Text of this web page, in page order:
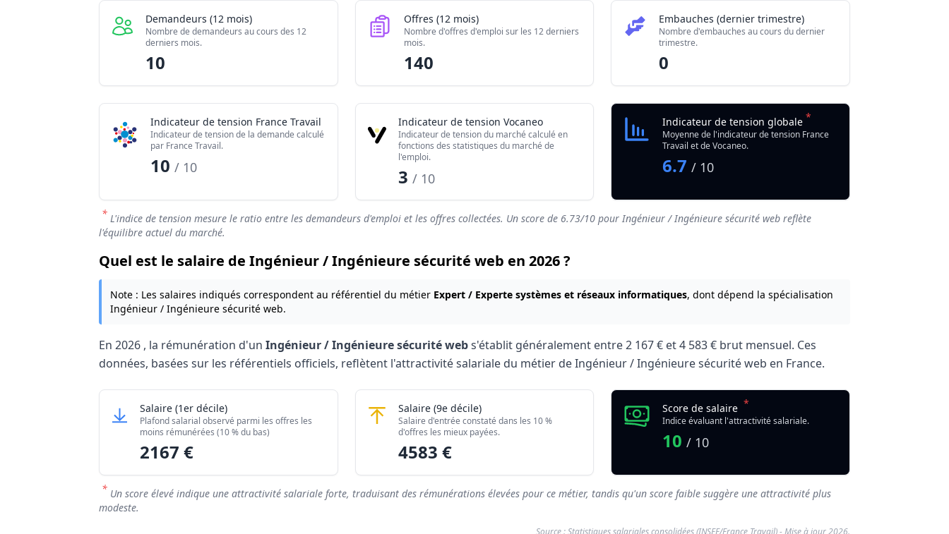
Offres publiées (12 mois)
140
Embauches constatées
Indice de tension globale
Demandeurs (12 mois)
Nombre de demandeurs au cours des 12
derniers mois.
10
Offres (12 mois)
Nombre d'offres d'emploi sur les 12 derniers
mois.
140
Embauches (dernier trimestre)
Nombre d'embauches au cours du dernier
trimestre.
0
Indicateur de tension France Travail
Indicateur de tension de la demande calculé
par France Travail.
10 / 10
Indicateur de tension Vocaneo
Indicateur de tension du marché calculé en
fonctions des statistiques du marché de
l'emploi.
3/ 10
Indicateur de tension globale *
Moyenne de l'indicateur de tension France
Travail et de Vocaneo.
6.7/ 10
* L'indice de tension mesure le ratio entre les demandeurs d'emploi et les offres collectées. Un score de 6.73/10 pour Ingénieur / Ingénieure sécurité web reflète
l'équilibre actuel du marché.
Quel est le salaire de Ingénieur / Ingénieure sécurité web en 2026 ?
Note : Les salaires indiqués correspondent au référentiel du métier Expert / Experte systèmes et réseaux informatiques, dont dépend la spécialisation
Ingénieur / Ingénieure sécurité web.
En 2026 , la rémunération d'un Ingénieur / Ingénieure sécurité webs'établit généralement entre2 167 € et4 583 € brut mensuel. Ces
données, basées sur les référentiels officiels, reflètent l'attractivité salariale du métier de Ingénieur / Ingénieure sécurité web en France.
Grille salariale Ingénieur / Ingénieure sécurité web 2026
Niveau de salaire (Déciles)
Montant mensuel brut
Salaire minimum (10% les moins rémunérés)
Salaire maximum (10% les mieux rémunérés)
Salaire Ingénieur / Ingénieure sécurité web
(1er décile)
Plafond salarial observé parmi les offres les
moins rémunérées (10 % du bas)
2167 €
SalaireIngénieur / Ingénieure sécurité web
(9e décile)
Salaire d'entrée constaté dans les 10 %
d'offres les mieux payées.
4583 €
Score de salaire *
Indice évaluant l'attractivité salariale.
10/ 10
* Un score élevé indique une attractivité salariale forte, traduisant des rémunérations élevées pour ce métier, tandis qu'un score faible suggère une attractivité plus
modeste.
Source : Statistiques salariales consolidées (INSEE/France Travail) - Mise à jour 2026.